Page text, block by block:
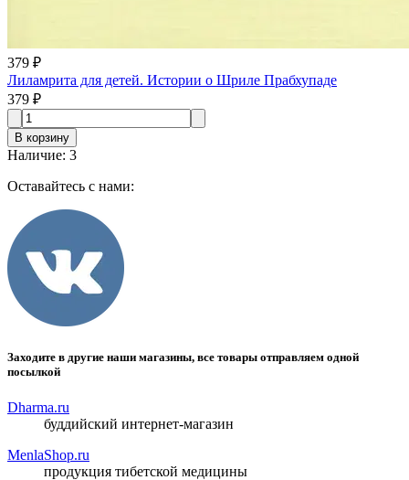
379 ₽
Лиламрита для детей. Истории о Шриле Прабхупаде
379 ₽
В корзину
Наличие: 3
Оставайтесь с нами:
Заходите в другие наши магазины, все товары отправляем одной
посылкой
Dharma.ru
буддийский интернет-магазин
MenlaShop.ru
продукция тибетской медицины